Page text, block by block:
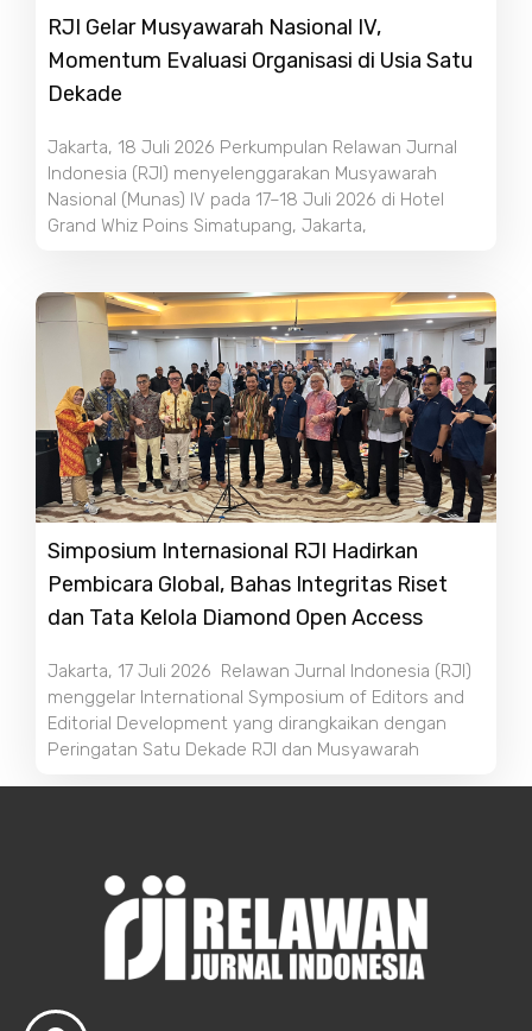
RJI Gelar Musyawarah Nasional IV,
Momentum Evaluasi Organisasi di Usia Satu
Dekade
Jakarta, 18 Juli 2026 Perkumpulan Relawan Jurnal
Indonesia (RJI) menyelenggarakan Musyawarah
Nasional (Munas) IV pada 17–18 Juli 2026 di Hotel
Grand Whiz Poins Simatupang, Jakarta,
Simposium Internasional RJI Hadirkan
Pembicara Global, Bahas Integritas Riset
dan Tata Kelola Diamond Open Access
Jakarta, 17 Juli 2026 Relawan Jurnal Indonesia (RJI)
menggelar International Symposium of Editors and
Editorial Development yang dirangkaikan dengan
Peringatan Satu Dekade RJI dan Musyawarah